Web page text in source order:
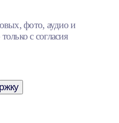
фото, аудио и
с согласия